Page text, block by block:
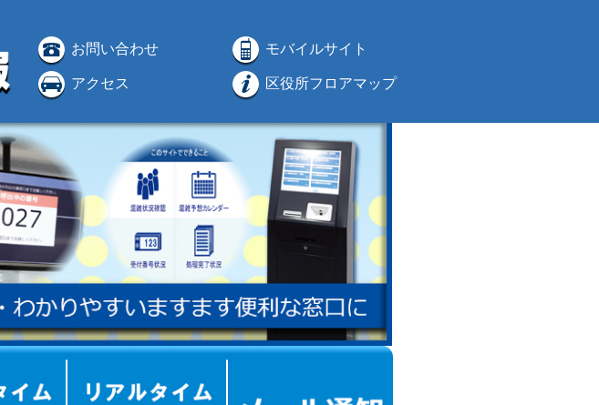
お問い合わせ モバイルサイト
アクセス 区役所フロアマップ